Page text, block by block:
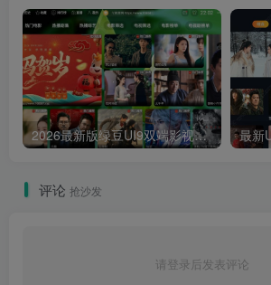
2026最新版绿豆UI9双端影视APP源码
评论 抢沙发
请登录后发表评论